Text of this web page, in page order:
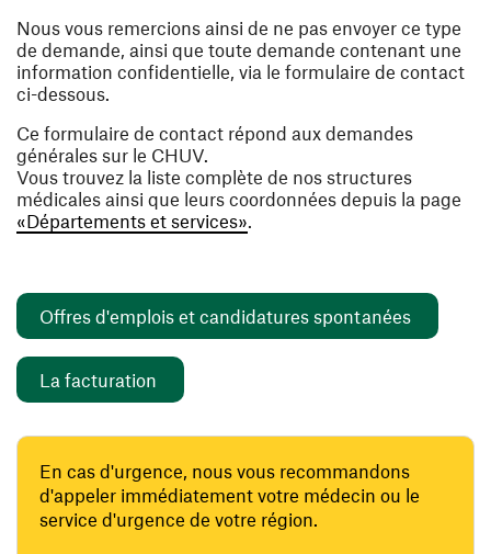
Nous vous remercions ainsi de ne pas envoyer ce type
de demande, ainsi que toute demande contenant une
information confidentielle, via le formulaire de contact
ci-dessous.
Ce formulaire de contact répond aux demandes
générales sur le CHUV.
Vous trouvez la liste complète de nos structures
médicales ainsi que leurs coordonnées depuis la page
«Départements et services».
Offres d'emplois et candidatures spontanées
La facturation
En cas d'urgence, nous vous recommandons
d'appeler immédiatement votre médecin ou le
service d'urgence de votre région.